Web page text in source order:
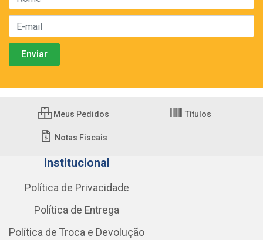
Meus Pedidos Títulos
Notas Fiscais
Institucional
Política de Privacidade
Política de Entrega
Política de Troca e Devolução